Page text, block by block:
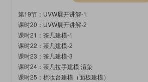
第19节：UVW展开讲解-1
课时20：UVW展开讲解-2
课时21：茶几建模-1
课时22：茶几建模-2
课时23：茶几建模-3
课时24：茶几拉手建模 渲染
课时25：梳妆台建模（面板建模）